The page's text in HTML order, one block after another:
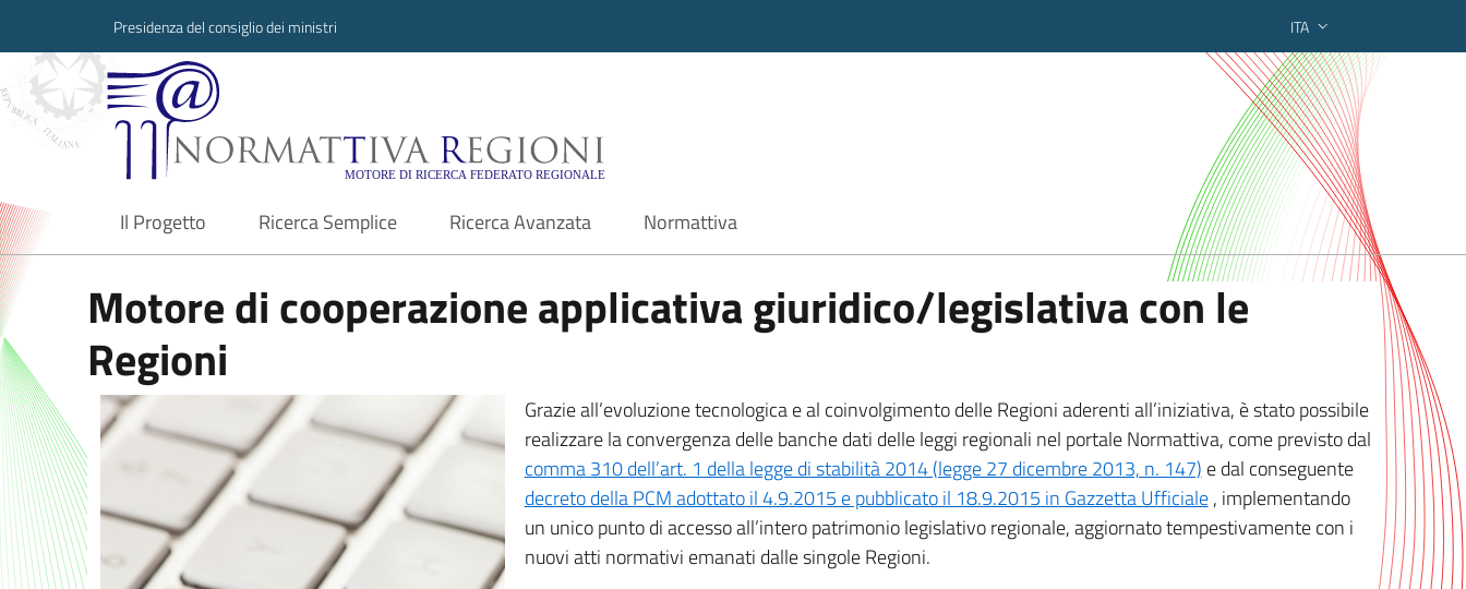
Presidenza del consiglio dei ministri ITA
Normattiva Regioni - Motore di ricerca federato regionale
Il Progetto
current Ricerca Semplice Ricerca Avanzata Normattiva
Motore di cooperazione applicativa giuridico/legislativa con le
Regioni
Grazie all’evoluzione tecnologica e al coinvolgimento delle Regioni aderenti all’iniziativa, è stato possibile
realizzare la convergenza delle banche dati delle leggi regionali nel portale Normattiva, come previsto dal
comma 310 dell’art. 1 della legge di stabilità 2014 (legge 27 dicembre 2013, n. 147) e dal conseguente
decreto della PCM adottato il 4.9.2015 e pubblicato il 18.9.2015 in Gazzetta Ufficiale, implementando
un unico punto di accesso all’intero patrimonio legislativo regionale, aggiornato tempestivamente con i
nuovi atti normativi emanati dalle singole Regioni.